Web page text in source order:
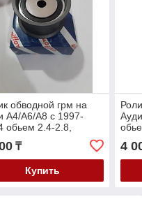
обводной грм на
А4/А6/А8 с 1997-
обьем 2.4-2.8,
Б5 с 1997-2004г
2.4-2.8
₸
Купить
4